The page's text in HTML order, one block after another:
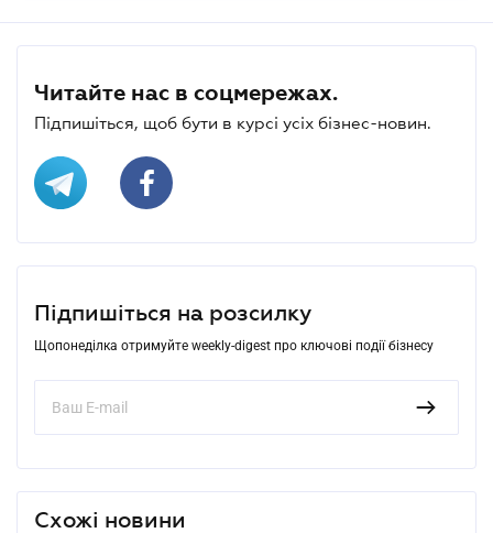
Читайте нас в соцмережах.
Підпишіться, щоб бути в курсі усіх бізнес-новин.
Підпишіться на розсилку
Щопонеділка отримуйте weekly-digest про ключові події бізнесу
Схожі новини